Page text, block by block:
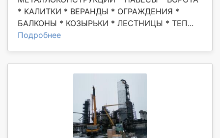
* КАЛИТКИ * ВЕРАНДЫ * ОГРАЖДЕНИЯ *
БАЛКОНЫ * КОЗЫРЬКИ * ЛЕСТНИЦЫ * ТЕП...
Подробнее